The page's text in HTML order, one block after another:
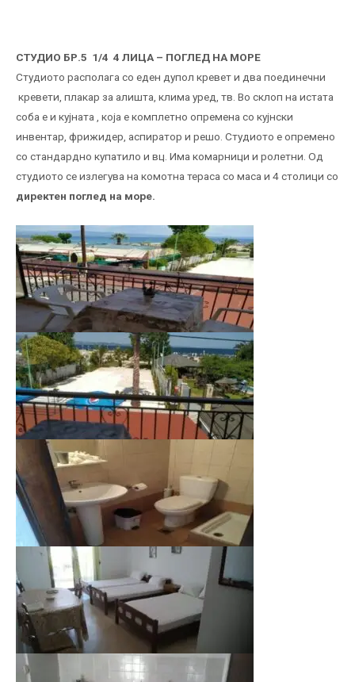
СТУДИО БР.5 1/4 4 ЛИЦА – ПОГЛЕД НА МОРЕ
Студиото располага со еден дупол кревет и два поединечни
кревети, плакар за алишта, клима уред, тв. Во склоп на истата
соба е и кујната , која е комплетно опремена со кујнски
инвентар, фрижидер, аспиратор и решо. Студиото е опремено
со стандардно купатило и вц. Има комарници и ролетни. Од
студиото се излегува на комотна тераса со маса и 4 столици со
директен поглед на море.